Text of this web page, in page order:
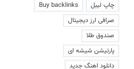
چاپ لیبل
Buy backlinks
صرافی ارز دیجیتال
صندوق طلا
پارتیشن شیشه ای
دانلود اهنگ جدید